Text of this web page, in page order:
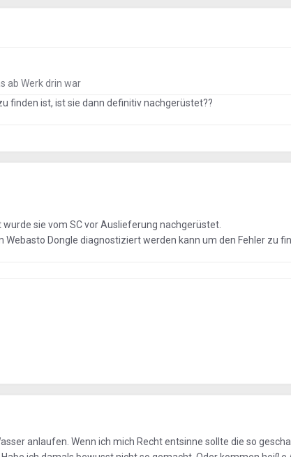
ab Werk drin war
finden ist, ist sie dann definitiv nachgerüstet??
sie vom SC vor Auslieferung nachgerüstet.
Webasto Dongle diagnostiziert werden kann um den Fehler zu
anlaufen. Wenn ich mich Recht entsinne sollte die so